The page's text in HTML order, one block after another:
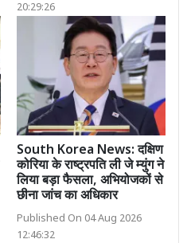
20:29:26
South Korea News: दक्षिण
कोरिया के राष्ट्रपति ली जे म्युंग ने
लिया बड़ा फैसला, अभियोजकों से
छीना जांच का अधिकार
Published On 04 Aug 2026
12:46:32